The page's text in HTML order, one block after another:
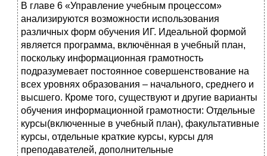
В главе 6 «Управление учебным процессом»
анализируются возможности использования
различных форм обучения ИГ. Идеальной формой
является программа, включённая в учебный план,
поскольку информационная грамотность
подразумевает постоянное совершенствование на
всех уровнях образования – начального, среднего и
высшего. Кроме того, существуют и другие варианты
обучения информационной грамотности: Отдельные
курсы(включенные в учебный план), факультативные
курсы, отдельные краткие курсы, курсы для
преподавателей, дополнительные